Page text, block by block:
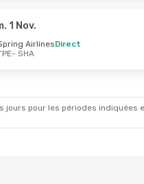
Sept.
1 Nov.
AirlinesDirect
- SHA
pour les périodes